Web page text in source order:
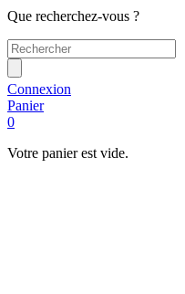
Que recherchez-vous ?
Connexion
Panier
0
Votre panier est vide.